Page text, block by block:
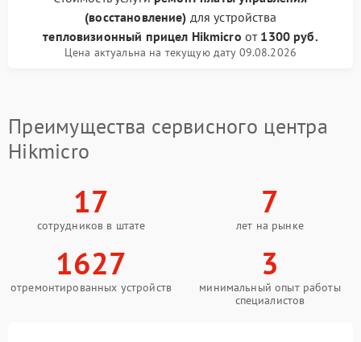
(восстановление) для устройства
тепловизионный прицел Hikmicro от 1300 руб.
Цена актуальна на текущую дату 09.08.2026
Преимущества сервисного центра
Hikmicro
17
сотрудников в штате
7
лет на рынке
1627
отремонтированных устройств
3
минимальный опыт работы
специалистов